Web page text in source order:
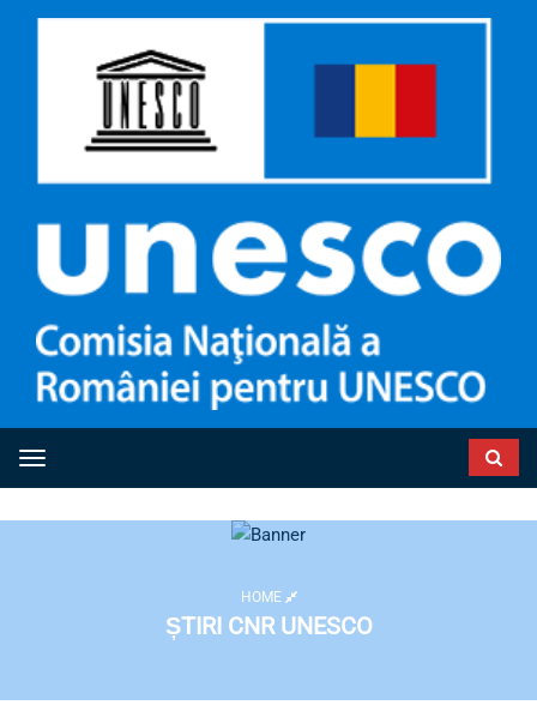
Toggle navigation
HOME
ȘTIRI CNR UNESCO